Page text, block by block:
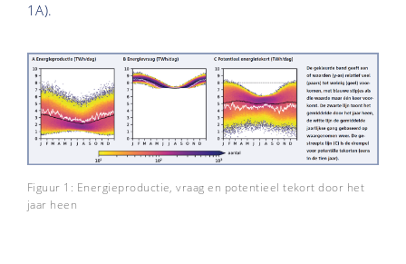
1A).
Figuur 1: Energieproductie, vraag en potentieel tekort door het
jaar heen